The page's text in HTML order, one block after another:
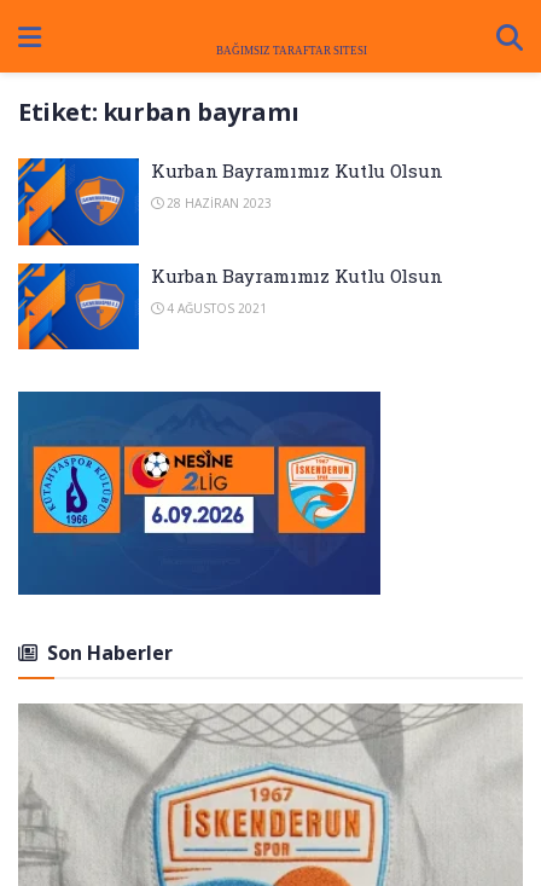
Etiket: kurban bayramı
Kurban Bayramımız Kutlu Olsun
28 HAZIRAN 2023
Kurban Bayramımız Kutlu Olsun
4 AĞUSTOS 2021
Son Haberler